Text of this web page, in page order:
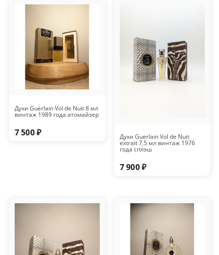
Духи Guerlain Vol de Nuit 8 мл
винтаж 1989 года атомайзер
7 500 ₽ Духи Guerlain Vol de Nuit
extrait 7,5 мл винтаж 1976
года сплэш
7 900 ₽